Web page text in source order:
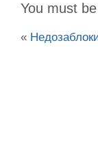
You must be
«